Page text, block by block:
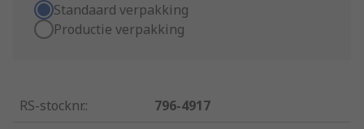
Standaard verpakking
Productie verpakking
RS-stocknr.:
796-4917